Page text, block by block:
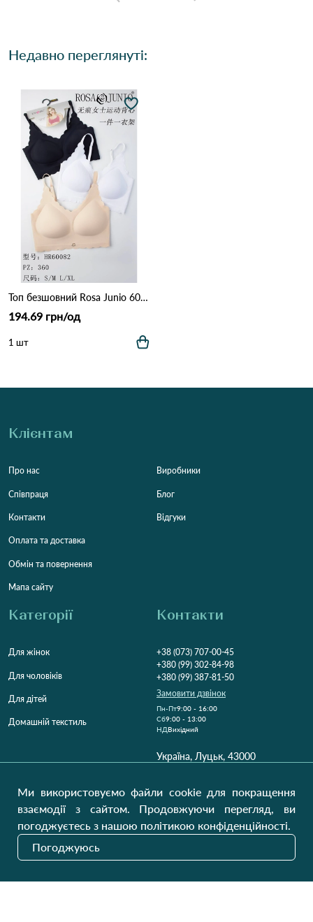
Недавно переглянуті:
Топ безшовний Rosa Junio 60082 Різні кольори
194.69 грн/од
1 шт
Клієнтам
Про нас
Співпраця
Контакти
Оплата та доставка
Обмін та повернення
Мапа сайту
Виробники
Блог
Відгуки
Категорії
Для жінок
Для чоловіків
Для дітей
Домашній текстиль
Контакти
+38 (073) 707-00-45
+380 (99) 302-84-98
+380 (99) 387-81-50
Замовити дзвінок
Пн-Пт9:00 - 16:00
Cб9:00 - 13:00
НДВихідний
Україна, Луцьк, 43000
Наші оновлення
Ми використовуємо файли cookie для покращення
взаємодії з сайтом. Продовжуючи перегляд, ви
погоджуєтесь з нашою політикою конфіденційності.
Погоджуюсь